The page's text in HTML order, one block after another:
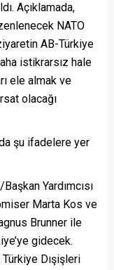
Açıklamada,
NATO
AB-Türkiye
istikrarsız hale
ele almak ve
olacağı
şu ifadelere yer
Yardımcısı
Marta Kos ve
Brunner ile
gidecek.
Dışişleri